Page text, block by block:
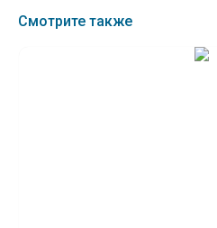
Смотрите также